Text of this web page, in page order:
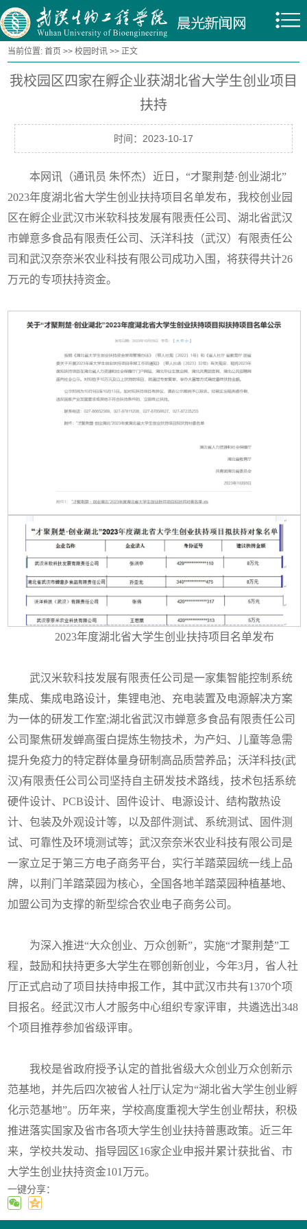
当前位置:首页 >>校园时讯 >> 正文
我校园区四家在孵企业获湖北省大学生创业项目
扶持
时间：2023-10-17
本网讯（通讯员 朱怀杰）近日，“才聚荆楚·创业湖北”
2023年度湖北省大学生创业扶持项目名单发布，我校创业园
区在孵企业武汉市米软科技发展有限责任公司、湖北省武汉
市蝉意多食品有限责任公司、沃洋科技（武汉）有限责任公
司和武汉奈奈米农业科技有限公司成功入围，将获得共计26
万元的专项扶持资金。
2023年度湖北省大学生创业扶持项目名单发布
武汉米软科技发展有限责任公司是一家集智能控制系统
集成、集成电路设计，集锂电池、充电装置及电源解决方案
为一体的研发工作室;湖北省武汉市蝉意多食品有限责任公司
公司聚焦研发蝉高蛋白提炼生物技术，为产妇、儿童等急需
提升免疫力的特定群体量身研制高品质营养品；沃洋科技(武
汉)有限责任公司公司坚持自主研发技术路线，技术包括系统
硬件设计、PCB设计、固件设计、电源设计、结构散热设
计、包装及外观设计等，以及部件测试、系统测试、固件测
试、可靠性及环境测试等；武汉奈奈米农业科技有限公司是
一家立足于第三方电子商务平台，实行羊踏菜园统一线上品
牌，以荆门羊踏菜园为核心，全国各地羊踏菜园种植基地、
加盟公司为支撑的新型综合农业电子商务公司。
为深入推进“大众创业、万众创新”，实施“才聚荆楚”工
程，鼓励和扶持更多大学生在鄂创新创业，今年3月，省人社
厅正式启动了项目扶持申报工作，其中武汉市共有1370个项
目报名。经武汉市人才服务中心组织专家评审，共遴选出348
个项目推荐参加省级评审。
我校是省政府授予认定的首批省级大众创业万众创新示
范基地，并先后四次被省人社厅认定为“湖北省大学生创业孵
化示范基地”。历年来，学校高度重视大学生创业帮扶，积极
推进落实国家及省市各项大学生创业扶持普惠政策。近三年
来，学校共发动、指导园区16家企业申报并累计获批省、市
大学生创业扶持资金101万元。
一键分享：